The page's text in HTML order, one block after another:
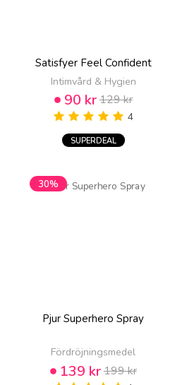
Satisfyer Feel Confident
Intimvård & Hygien
90 kr129 kr
4
SUPERDEAL
30%
Pjur Superhero Spray
Fördröjningsmedel
139 kr199 kr